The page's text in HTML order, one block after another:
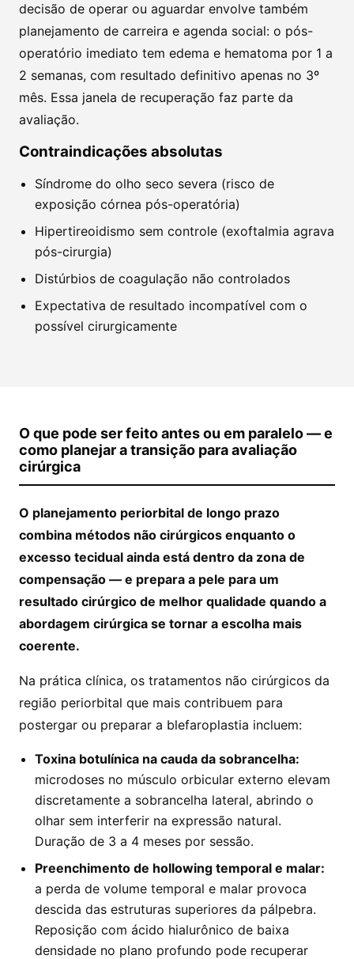
decisão de operar ou aguardar envolve também
planejamento de carreira e agenda social: o pós-
operatório imediato tem edema e hematoma por 1 a
2 semanas, com resultado definitivo apenas no 3º
mês. Essa janela de recuperação faz parte da
avaliação.
Contraindicações absolutas
Síndrome do olho seco severa (risco de
exposição córnea pós-operatória)
Hipertireoidismo sem controle (exoftalmia agrava
pós-cirurgia)
Distúrbios de coagulação não controlados
Expectativa de resultado incompatível com o
possível cirurgicamente
O que pode ser feito antes ou em paralelo — e
como planejar a transição para avaliação
cirúrgica
O planejamento periorbital de longo prazo
combina métodos não cirúrgicos enquanto o
excesso tecidual ainda está dentro da zona de
compensação — e prepara a pele para um
resultado cirúrgico de melhor qualidade quando a
abordagem cirúrgica se tornar a escolha mais
coerente.
Na prática clínica, os tratamentos não cirúrgicos da
região periorbital que mais contribuem para
postergar ou preparar a blefaroplastia incluem:
Toxina botulínica na cauda da sobrancelha:
microdoses no músculo orbicular externo elevam
discretamente a sobrancelha lateral, abrindo o
olhar sem interferir na expressão natural.
Duração de 3 a 4 meses por sessão.
Preenchimento de hollowing temporal e malar:
a perda de volume temporal e malar provoca
descida das estruturas superiores da pálpebra.
Reposição com ácido hialurônico de baixa
densidade no plano profundo pode recuperar